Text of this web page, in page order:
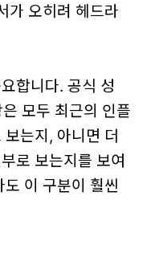
가 오히려 헤드라
합니다. 공식 성
모두 최근의 인플
는지, 아니면 더
로 보는지를 보여
도 이 구분이 훨씬